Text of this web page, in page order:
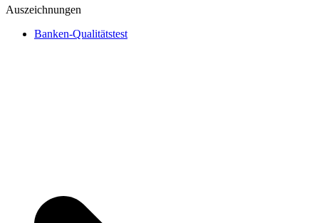
Auszeichnungen
Banken-Qualitätstest